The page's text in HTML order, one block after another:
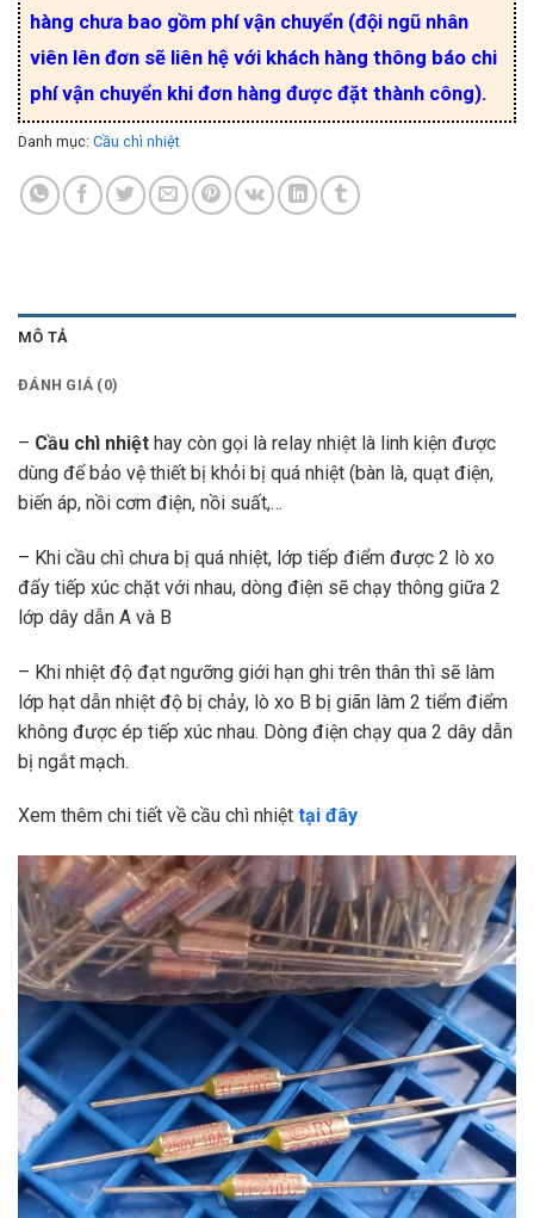
hàng chưa bao gồm phí vận chuyển (đội ngũ nhân
viên lên đơn sẽ liên hệ với khách hàng thông báo chi
phí vận chuyển khi đơn hàng được đặt thành công).
Danh mục: Cầu chì nhiệt
MÔ TẢ
ĐÁNH GIÁ (0)
– Cầu chì nhiệt hay còn gọi là relay nhiệt là linh kiện được
dùng để bảo vệ thiết bị khỏi bị quá nhiệt (bàn là, quạt điện,
biến áp, nồi cơm điện, nồi suất,…
– Khi cầu chì chưa bị quá nhiệt, lớp tiếp điểm được 2 lò xo
đẩy tiếp xúc chặt với nhau, dòng điện sẽ chạy thông giữa 2
lớp dây dẫn A và B
– Khi nhiệt độ đạt ngưỡng giới hạn ghi trên thân thì sẽ làm
lớp hạt dẫn nhiệt độ bị chảy, lò xo B bị giãn làm 2 tiểm điểm
không được ép tiếp xúc nhau. Dòng điện chạy qua 2 dây dẫn
bị ngắt mạch.
Xem thêm chi tiết về cầu chì nhiệt tại đây